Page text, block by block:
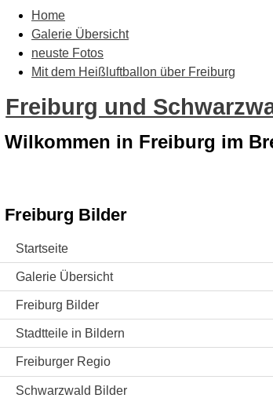
Home
Galerie Übersicht
neuste Fotos
Mit dem Heißluftballon über Freiburg
Freiburg und
Wilkommen in Freiburg im
Freiburg Bilder
Startseite
Galerie Übersicht
Freiburg Bilder
Stadtteile in Bildern
Freiburger Regio
Schwarzwald Bilder